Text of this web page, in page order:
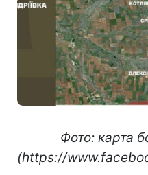
Фото: карта
(https://